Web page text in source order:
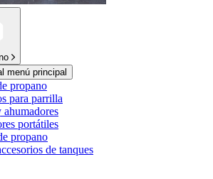
menú principal
propano
para parrilla
ahumadores
portátiles
propano
de tanques